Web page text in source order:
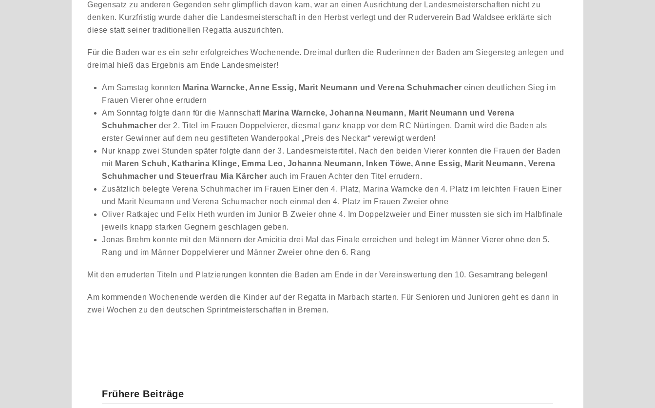
Gegensatz zu anderen Gegenden sehr glimpflich davon kam, war an einen Ausrichtung der Landesmeisterschaften nicht zu
denken. Kurzfristig wurde daher die Landesmeisterschaft in den Herbst verlegt und der Ruderverein Bad Waldsee erklärte sich
diese statt seiner traditionellen Regatta auszurichten.
Für die Baden war es ein sehr erfolgreiches Wochenende. Dreimal durften die Ruderinnen der Baden am Siegersteg anlegen und
dreimal hieß das Ergebnis am Ende Landesmeister!
Am Samstag konnten Marina Warncke, Anne Essig, Marit Neumann und Verena Schuhmacher einen deutlichen Sieg im
Frauen Vierer ohne errudern
Am Sonntag folgte dann für die Mannschaft Marina Warncke, Johanna Neumann, Marit Neumann und Verena
Schuhmacher der 2. Titel im Frauen Doppelvierer, diesmal ganz knapp vor dem RC Nürtingen. Damit wird die Baden als
erster Gewinner auf dem neu gestifteten Wanderpokal „Preis des Neckar“ verewigt werden!
Nur knapp zwei Stunden später folgte dann der 3. Landesmeistertitel. Nach den beiden Vierer konnten die Frauen der Baden
mit Maren Schuh, Katharina Klinge, Emma Leo, Johanna Neumann, Inken Töwe, Anne Essig, Marit Neumann, Verena
Schuhmacher und Steuerfrau Mia Kärcher auch im Frauen Achter den Titel errudern.
Zusätzlich belegte Verena Schuhmacher im Frauen Einer den 4. Platz, Marina Warncke den 4. Platz im leichten Frauen Einer
und Marit Neumann und Verena Schumacher noch einmal den 4. Platz im Frauen Zweier ohne
Oliver Ratkajec und Felix Heth wurden im Junior B Zweier ohne 4. Im Doppelzweier und Einer mussten sie sich im Halbfinale
jeweils knapp starken Gegnern geschlagen geben.
Jonas Brehm konnte mit den Männern der Amicitia drei Mal das Finale erreichen und belegt im Männer Vierer ohne den 5.
Rang und im Männer Doppelvierer und Männer Zweier ohne den 6. Rang
Mit den erruderten Titeln und Platzierungen konnten die Baden am Ende in der Vereinswertung den 10. Gesamtrang belegen!
Am kommenden Wochenende werden die Kinder auf der Regatta in Marbach starten. Für Senioren und Junioren geht es dann in
zwei Wochen zu den deutschen Sprintmeisterschaften in Bremen.
Frühere Beiträge